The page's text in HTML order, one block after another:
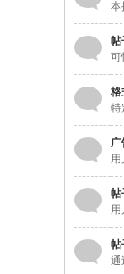
本
帖
可
格
特
广
用
帖
帖
通